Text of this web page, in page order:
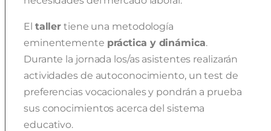
El taller tiene una metodología
eminentemente práctica y dinámica.
Durante la jornada los/as asistentes realizarán
actividades de autoconocimiento, un test de
preferencias vocacionales y pondrán a prueba
sus conocimientos acerca del sistema
educativo.